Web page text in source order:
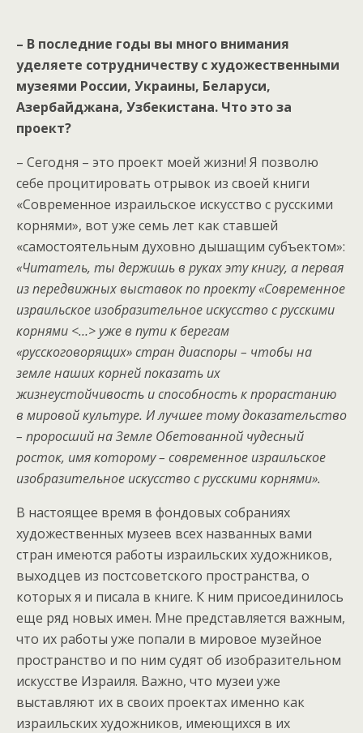
– В последние годы вы много внимания
уделяете сотрудничеству с художественными
музеями России, Украины, Беларуси,
Азербайджана, Узбекистана. Что это за
проект?
– Сегодня – это проект моей жизни! Я позволю
себе процитировать отрывок из своей книги
«Современное израильское искусство с русскими
корнями», вот уже семь лет как ставшей
«самостоятельным духовно дышащим субъектом»:
«Читатель, ты держишь в руках эту книгу, а первая
из передвижных выставок по проекту «Современное
израильское изобразительное искусство с русскими
корнями <…> уже в пути к берегам
«русскоговорящих» стран диаспоры – чтобы на
земле наших корней показать их
жизнеустойчивость и способность к прорастанию
в мировой культуре. И лучшее тому доказательство
– проросший на Земле Обетованной чудесный
росток, имя которому – современное израильское
изобразительное искусство с русскими корнями».
В настоящее время в фондовых собраниях
художественных музеев всех названных вами
стран имеются работы израильских художников,
выходцев из постсоветского пространства, о
которых я и писала в книге. К ним присоединилось
еще ряд новых имен. Мне представляется важным,
что их работы уже попали в мировое музейное
пространство и по ним судят об изобразительном
искусстве Израиля. Важно, что музеи уже
выставляют их в своих проектах именно как
израильских художников, имеющихся в их